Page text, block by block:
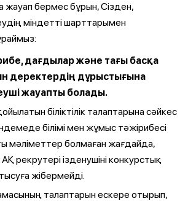
жауап бермес бұрын, Сізден,
міндетті шарттарымен
дағдылар және тағы басқа
деректердің дұрыстығына
жауапты болады.
біліктілік талаптарына сәйкес
білімі мен жұмыс тәжірибесі
мәліметтер болмаған жағдайда,
рекрутері ізденушіні конкурстық
жібермейді.
талаптарын ескере отырып,